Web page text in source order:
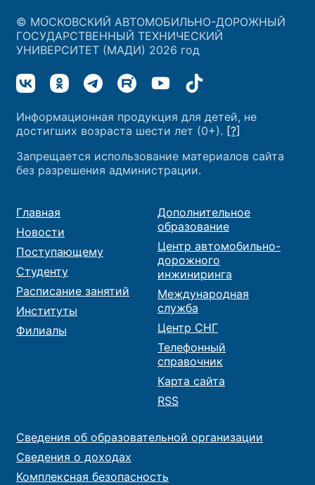
© МОСКОВСКИЙ АВТОМОБИЛЬНО-ДОРОЖНЫЙ
ГОСУДАРСТВЕННЫЙ ТЕХНИЧЕСКИЙ
УНИВЕРСИТЕТ (МАДИ) 2026 год
Информационная продукция для детей, не
достигших возраста шести лет (0+). [?]
Запрещается использование материалов сайта
без разрешения администрации.
Главная
Новости
Поступающему
Студенту
Расписание занятий
Институты
Филиалы
Дополнительное
образование
Центр автомобильно-
дорожного
инжиниринга
Международная
служба
Центр СНГ
Телефонный
справочник
Карта сайта
RSS
Сведения об образовательной организации
Сведения о доходах
Комплексная безопасность